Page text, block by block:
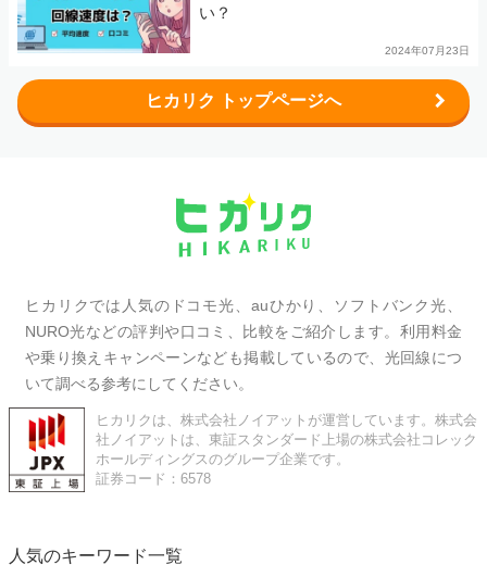
い？
2024年07月23日
ヒカリク トップページへ
ヒカリクでは人気のドコモ光、auひかり、ソフトバンク光、
NURO光などの評判や口コミ、比較をご紹介します。利用料金
や乗り換えキャンペーンなども掲載しているので、光回線につ
いて調べる参考にしてください。
ヒカリクは、株式会社ノイアットが運営しています。株式会
社ノイアットは、東証スタンダード上場の株式会社コレック
ホールディングスのグループ企業です。
証券コード：6578
人気のキーワード一覧